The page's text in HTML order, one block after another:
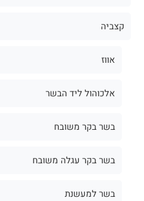
קצביה
אווז
אלכוהול ליד הבשר
בשר בקר משובח
בשר בקר עגלה משובח
בשר למעשנת